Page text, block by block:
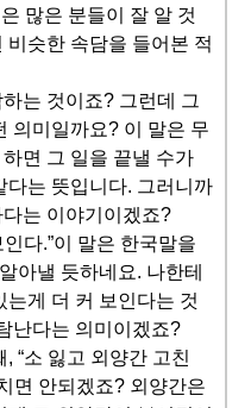
많은 분들이 잘 알 것
슷한 속담을 들어본 적
는 것이죠? 그런데 그
의미일까요? 이 말은 무
면 그 일을 끝낼 수가
다는 뜻입니다. 그러니까
는 이야기이겠죠?
다.”이 말은 한국말을
아낼 듯하네요. 나한테
는게 더 커 보인다는 것
난다는 의미이겠죠?
“소 잃고 외양간 고친
면 안되겠죠? 외양간은